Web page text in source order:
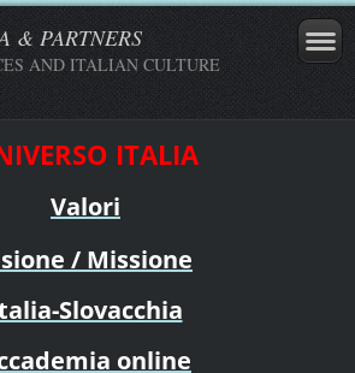
& PARTNERS
AND ITALIAN CULTURE
ITALIA
Valori
/ Missione
Slovacchia
online